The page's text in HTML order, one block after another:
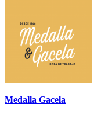
Medalla Gacela